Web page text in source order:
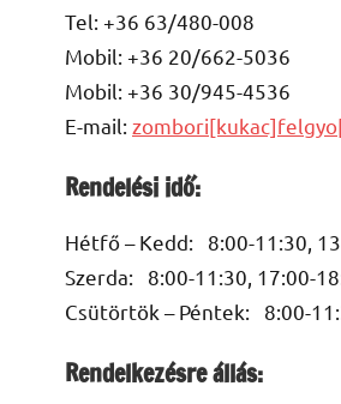
Tel: +36 63/480-008
Mobil: +36 20/662-5036
Mobil: +36 30/945-4536
E-mail:
Rendelési idő:
Hétfő – Kedd: 8:00-11:30,
Szerda: 8:00-11:30, 17:00-
Csütörtök – Péntek: 8:00-
Rendelkezésre állás: